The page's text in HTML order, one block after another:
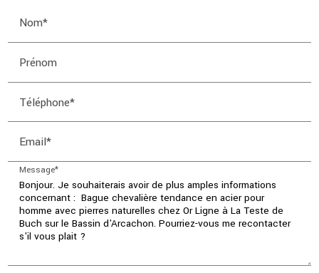
Nom*
Prénom
Téléphone*
Email*
Message*